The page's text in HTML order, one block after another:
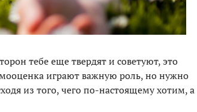
тебе еще твердят и советуют, это
играют важную роль, но нужно
из того, чего по-настоящему хотим, а